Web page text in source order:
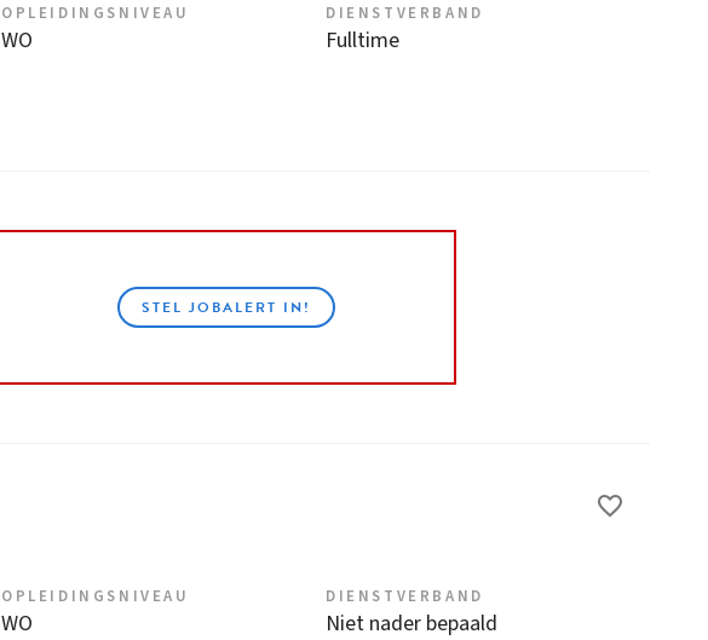
OPLEIDINGSNIVEAU
WO
DIENSTVERBAND
Fulltime
STEL JOBALERT IN!
OPLEIDINGSNIVEAU
WO
DIENSTVERBAND
Niet nader bepaald